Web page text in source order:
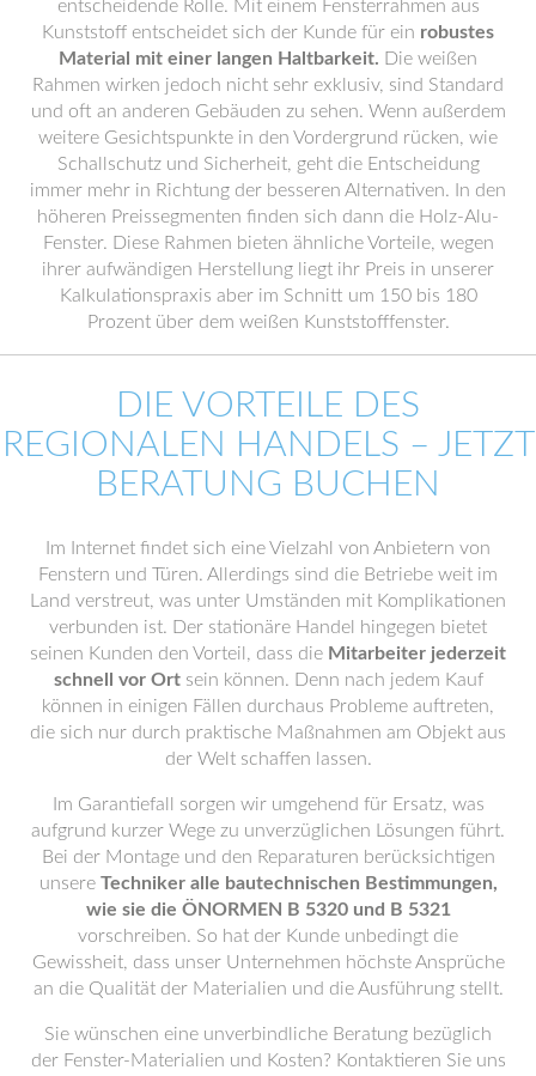
entscheidende Rolle. Mit einem Fensterrahmen aus
Kunststoff entscheidet sich der Kunde für ein robustes
Material mit einer langen Haltbarkeit. Die weißen
Rahmen wirken jedoch nicht sehr exklusiv, sind Standard
und oft an anderen Gebäuden zu sehen. Wenn außerdem
weitere Gesichtspunkte in den Vordergrund rücken, wie
Schallschutz und Sicherheit, geht die Entscheidung
immer mehr in Richtung der besseren Alternativen. In den
höheren Preissegmenten finden sich dann die Holz-Alu-
Fenster. Diese Rahmen bieten ähnliche Vorteile, wegen
ihrer aufwändigen Herstellung liegt ihr Preis in unserer
Kalkulationspraxis aber im Schnitt um 150 bis 180
Prozent über dem weißen Kunststofffenster.
DIE VORTEILE DES
REGIONALEN HANDELS – JETZT
BERATUNG BUCHEN
Im Internet findet sich eine Vielzahl von Anbietern von
Fenstern und Türen. Allerdings sind die Betriebe weit im
Land verstreut, was unter Umständen mit Komplikationen
verbunden ist. Der stationäre Handel hingegen bietet
seinen Kunden den Vorteil, dass die Mitarbeiter jederzeit
schnell vor Ortsein können. Denn nach jedem Kauf
können in einigen Fällen durchaus Probleme auftreten,
die sich nur durch praktische Maßnahmen am Objekt aus
der Welt schaffen lassen.
Im Garantiefall sorgen wir umgehend für Ersatz, was
aufgrund kurzer Wege zu unverzüglichen Lösungen führt.
Bei der Montage und den Reparaturen berücksichtigen
unsere Techniker alle bautechnischen Bestimmungen,
wie sie die ÖNORMEN B 5320 und B 5321
vorschreiben. So hat der Kunde unbedingt die
Gewissheit, dass unser Unternehmen höchste Ansprüche
an die Qualität der Materialien und die Ausführung stellt.
Sie wünschen eine unverbindliche Beratung bezüglich
der Fenster-Materialien und Kosten? Kontaktieren Sie uns